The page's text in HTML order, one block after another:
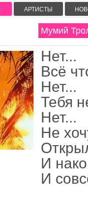
Мумий
Нет...
Всё
Нет...
Тебя
Нет...
Не
И
И
АРТИСТЫ